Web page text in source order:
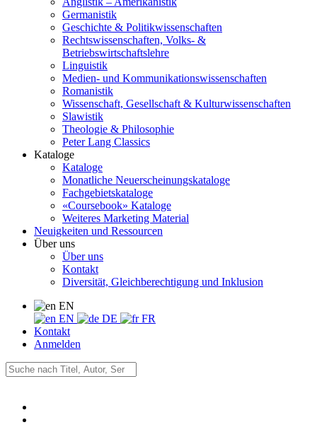
Germanistik
Geschichte & Politikwissenschaften
Rechtswissenschaften, Volks- &
Betriebswirtschaftslehre
Linguistik
Medien- und Kommunikationswissenschaften
Romanistik
Wissenschaft, Gesellschaft & Kulturwissenschaften
Slawistik
Theologie & Philosophie
Peter Lang Classics
Kataloge
Kataloge
Monatliche Neuerscheinungskataloge
Fachgebietskataloge
«Coursebook» Kataloge
Weiteres Marketing Material
Neuigkeiten und Ressourcen
Über uns
Über uns
Kontakt
Diversität, Gleichberechtigung und Inklusion
EN
EN
DE
FR
Kontakt
Anmelden